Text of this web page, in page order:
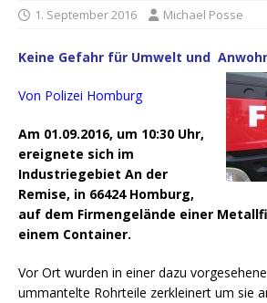
1. September 2016 Michael Posse
Keine Gefahr für Umwelt und
Von Polizei Homburg
Am 01.09.2016, um 10:30 Uhr,
ereignete sich im
Industriegebiet An der
Remise, in 66424 Homburg,
auf dem Firmengelände einer
einem Container.
Vor Ort wurden in einer dazu
ummantelte Rohrteile zerkleinert um sie